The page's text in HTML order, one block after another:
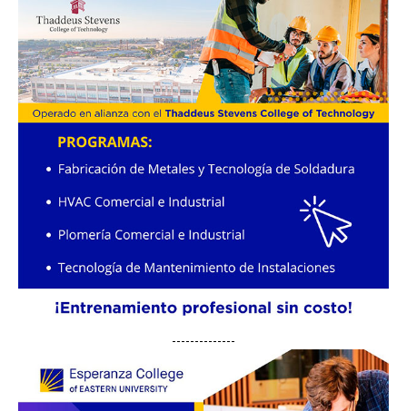
--------------